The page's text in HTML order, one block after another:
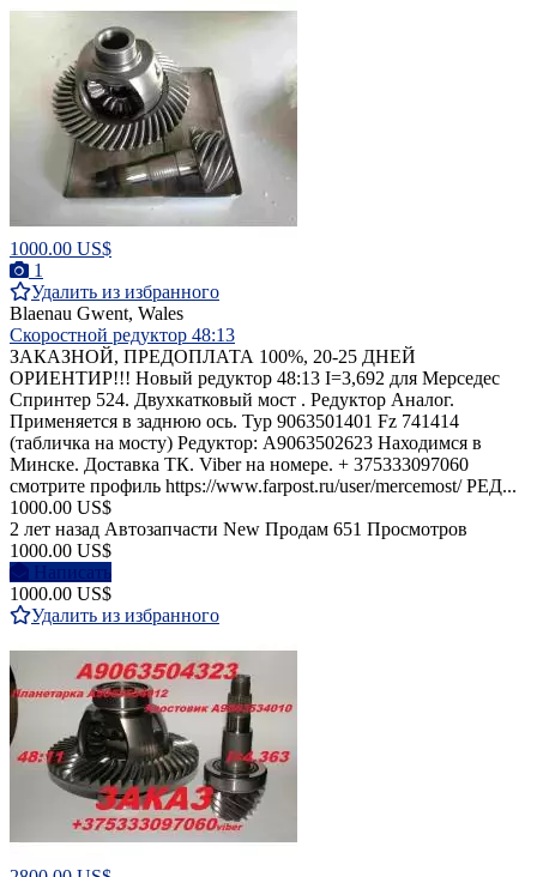
1000.00 US$
1
Удалить из избранного
Blaenau Gwent, Wales
Скоростной редуктор 48:13
ЗАКАЗНОЙ, ПРЕДОПЛАТА 100%, 20-25 ДНЕЙ
ОРИЕНТИР!!! Новый редуктор 48:13 I=3,692 для Мерседес
Спринтер 524. Двухкатковый мост . Редуктор Аналог.
Применяется в заднюю ось. Typ 9063501401 Fz 741414
(табличка на мосту) Редуктор: A9063502623 Находимся в
Минске. Доставка ТК. Viber на номере. + 375333097060
смотрите профиль https://www.farpost.ru/user/mercemost/ РЕД...
1000.00 US$
2 лет назад Автозапчасти New Продам 651 Просмотров
1000.00 US$
Написать
1000.00 US$
Удалить из избранного